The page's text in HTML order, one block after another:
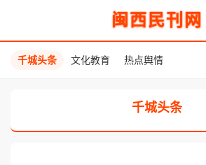
闽西民刊网
千城头条 文化教育 热点舆情
千城头条